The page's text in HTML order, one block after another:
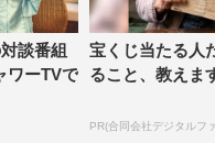
談番組
ワーTVで
宝くじ当たる人
ること、教えま
PR(合同会社デジタルフ